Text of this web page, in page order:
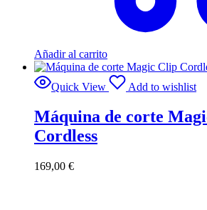
Añadir al carrito
Quick View Add to wishlist
Máquina de corte
Cordless
169,00 €